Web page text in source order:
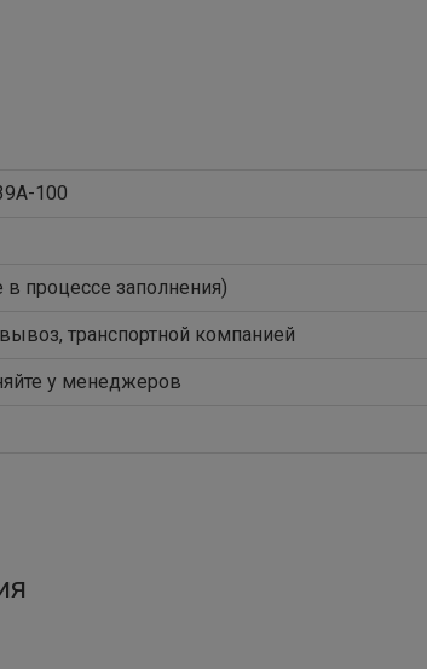
100
в процессе заполнения)
транспортной компанией
у менеджеров